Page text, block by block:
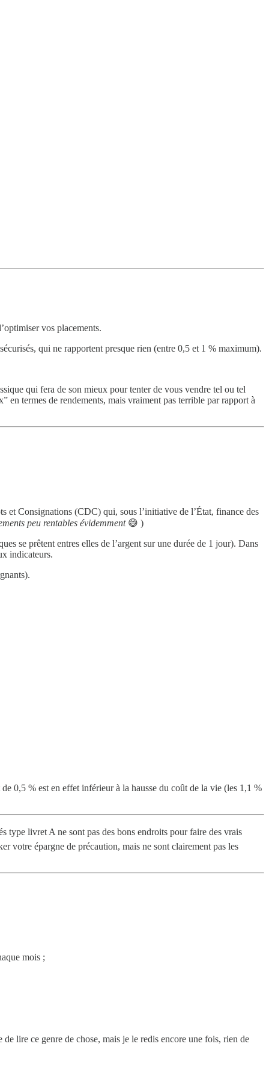
vos placements.
qui ne rapportent presque rien (entre 0,5 et 1 % maximum).
qui fera de son mieux pour tenter de vous vendre tel ou tel
en termes de rendements, mais vraiment pas terrible par rapport à
et Consignations (CDC) qui, sous l’initiative de l’État, finance des
peu rentables évidemment😅 )
se prêtent entres elles de l’argent sur une durée de 1 jour). Dans
indicateurs.
0,5 % est en effet inférieur à la hausse du coût de la vie (les 1,1 %
type livret A ne sont pas des bons endroits pour faire des vrais
votre épargne de précaution, mais ne sont clairement pas les
mois ;
lire ce genre de chose, mais je le redis encore une fois, rien de